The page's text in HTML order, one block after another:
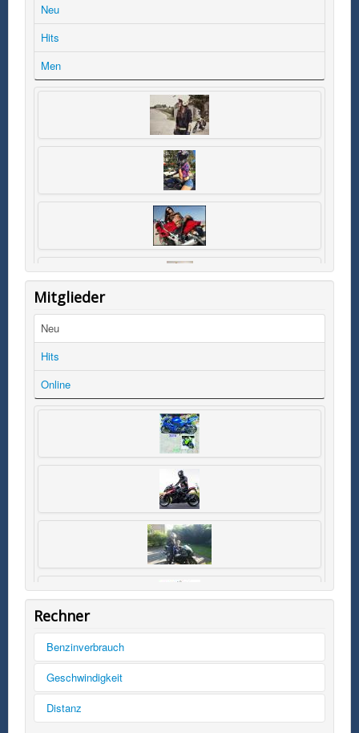
Neu
Hits
Men
Mitglieder
Neu
Hits
Online
Rechner
Benzinverbrauch
Tankinhalt
Kilometer
Geschwindigkeit
km/h
Distanz